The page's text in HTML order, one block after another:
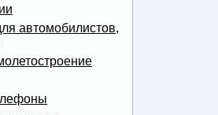
автомобилистов,